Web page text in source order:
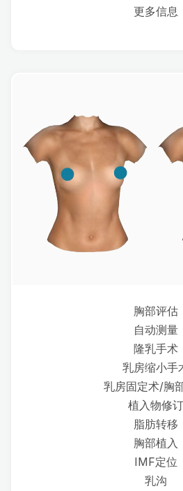
更多信息
胸部评估
自动测量
隆乳手术
乳房缩小手
乳房固定术/胸
植入物修订
脂肪转移
胸部植入
IMF定位
乳沟